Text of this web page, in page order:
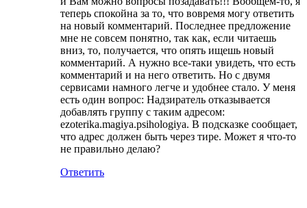
теперь спокойна за то, что вовремя могу ответить
на новый комментарий. Последнее предложение
мне не совсем понятно, так как, если читаешь
вниз, то, получается, что опять ищешь новый
комментарий. А нужно все-таки увидеть, что есть
комментарий и на него ответить. Но с двумя
сервисами намного легче и удобнее стало. У меня
есть один вопрос: Надзиратель отказывается
добавлять группу с таким адресом:
ezoterika.magiya.psihologiya. В подсказке сообщает,
что адрес должен быть через тире. Может я что-то
не правильно делаю?
Ответить